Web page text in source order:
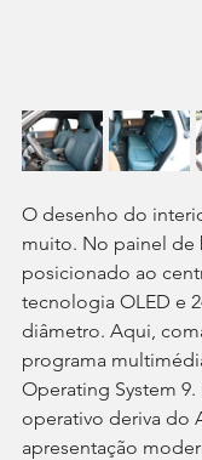
O desenho do
muito. No painel de
posicionado ao
tecnologia OLED e
diâmetro. Aqui,
programa
Operating System 9.
operativo deriva do
apresentação